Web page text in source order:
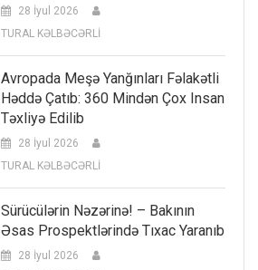
28 İyul 2026
TURAL KƏLBƏCƏRLİ
Avropada Meşə Yanğınları Fəlakətli
Həddə Çatıb: 360 Mindən Çox Insan
Təxliyə Edilib
28 İyul 2026
TURAL KƏLBƏCƏRLİ
Sürücülərin Nəzərinə! – Bakının
Əsas Prospektlərində Tıxac Yaranıb
28 İyul 2026